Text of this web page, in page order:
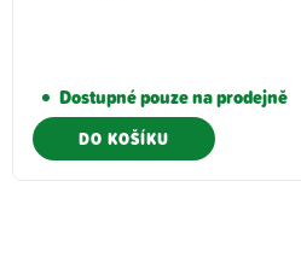
Dostupné pouze na prodejně
DO KOŠÍKU